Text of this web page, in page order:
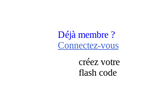
Déjà membre ?
Connectez-vous
créez votre
flash code